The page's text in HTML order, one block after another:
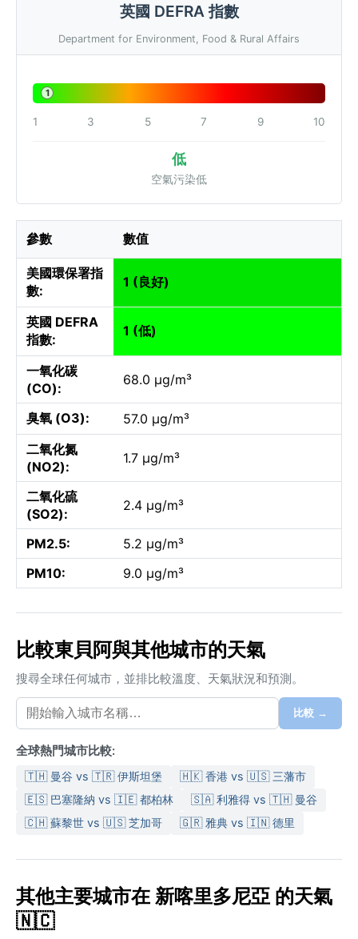
英國 DEFRA 指數
Department for Environment, Food & Rural Affairs
1
1 3 5 7 9 10
低
空氣污染低
參數 數值
美國環保署指
數:
1 (良好)
英國 DEFRA
指數:
1 (低)
一氧化碳
(CO):
68.0 µg/m³
臭氧 (O3):
57.0 µg/m³
二氧化氮
(NO2):
1.7 µg/m³
二氧化硫
(SO2):
2.4 µg/m³
PM2.5:
5.2 µg/m³
PM10:
9.0 µg/m³
比較東貝阿與其他城市的天氣
搜尋全球任何城市，並排比較溫度、天氣狀況和預測。
比較 →
全球熱門城市比較:
🇹🇭 曼谷 vs 🇹🇷 伊斯坦堡
🇭🇰 香港 vs 🇺🇸 三藩市
🇪🇸 巴塞隆納 vs 🇮🇪 都柏林
🇸🇦 利雅得 vs 🇹🇭 曼谷
🇨🇭 蘇黎世 vs 🇺🇸 芝加哥
🇬🇷 雅典 vs 🇮🇳 德里
其他主要城市在 新喀里多尼亞 的天氣
🇳🇨